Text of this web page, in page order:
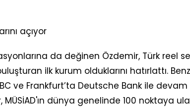
açıyor
da değinen Özdemir, Türk reel
ilk kurum olduklarını hatırlattı.
ve Frankfurt’ta Deutsche Bank ile devam
dünya genelinde 100 noktaya